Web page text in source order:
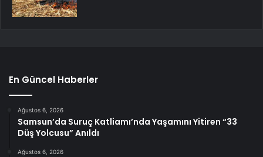
En Güncel Haberler
Ağustos 6, 2026
Samsun’da Suruç Katliamı’nda Yaşamını Yitiren “33
Düş Yolcusu” Anıldı
Ağustos 6, 2026